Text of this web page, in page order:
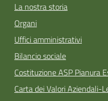
La nostra storia
Organi
Uffici amministrativi
Bilancio sociale
Costituzione ASP Pianura
Carta dei Valori Aziendali-